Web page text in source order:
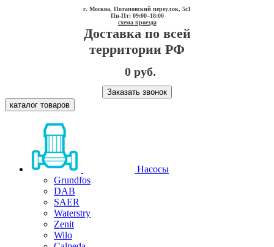
г. Москва, Потаповский переулок, 5с1
Пн-Пт: 09:00–18:00
схема проезда
Доставка по всей
территории РФ
0 руб.
Заказать звонок
каталог товаров
Насосы
Grundfos
DAB
SAER
Waterstry
Zenit
Wilo